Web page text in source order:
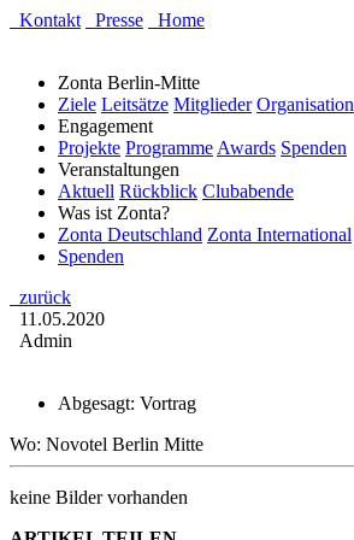
Kontakt Presse Home
Zonta Berlin-Mitte
Ziele Leitsätze Mitglieder Organisation
Engagement
Projekte Programme Awards Spenden
Veranstaltungen
Aktuell Rückblick Clubabende
Was ist Zonta?
Zonta Deutschland Zonta International
Spenden
zurück
11.05.2020
Admin
Abgesagt: Vortrag
Wo: Novotel Berlin Mitte
keine Bilder vorhanden